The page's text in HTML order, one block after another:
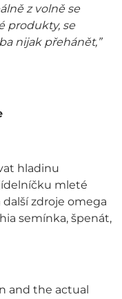
z volně se
produkty, se
nijak přehánět,”
hladinu
mleté
zdroje omega
semínka, špenát,
and the actual